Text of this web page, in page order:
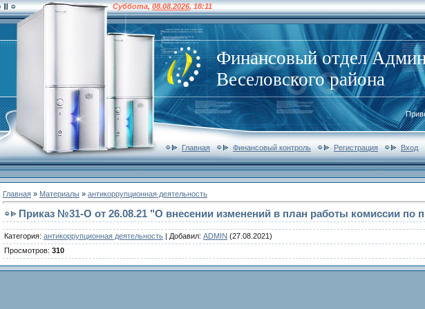
Суббота,08.08.2026,18:11
Финансовый отдел
Веселовского района
Главная Финансовый контроль Регистрация Вход
Главная » Материалы » антикоррупционная деятельность
Приказ №31-O от 26.08.21 "О внесении изменений в план работы комиссии по
Категория: антикоррупционная деятельность | Добавил: ADMIN (27.08.2021)
Просмотров: 310